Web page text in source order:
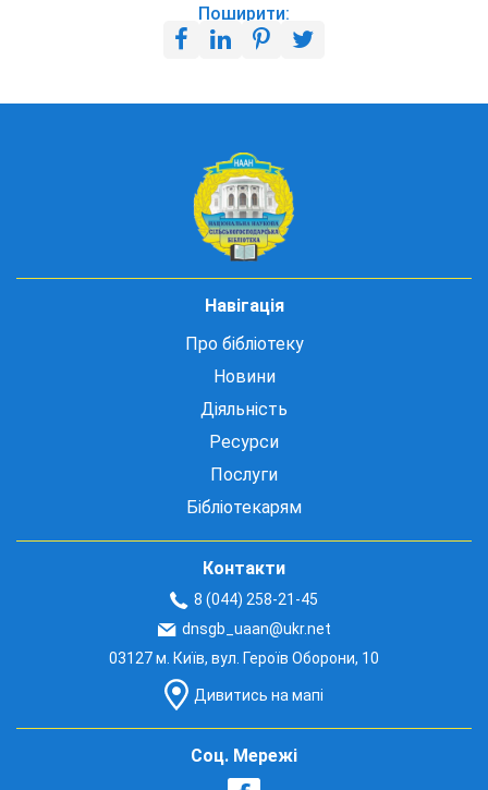
Поширити:
Навігація
Про бібліотеку
Новини
Діяльність
Ресурси
Послуги
Бібліотекарям
Контакти
8 (044) 258-21-45
dnsgb_uaan@ukr.net
03127 м. Київ, вул. Героїв Оборони, 10
Дивитись на мапі
Соц. Мережі